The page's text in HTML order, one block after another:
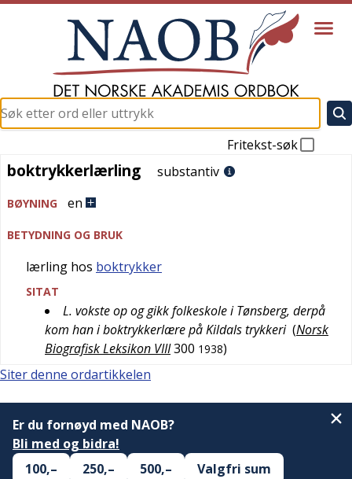
Fritekst-søk
boktrykkerlærling
boktrykkerlærling substantiv
BØYNING en
BETYDNING OG BRUK
lærling hos boktrykker
SITAT
L. vokste op og gikk folkeskole i Tønsberg, derpå
kom han i boktrykkerlære på Kildals trykkeri (Norsk
Biografisk Leksikon VIII300 1938)
Siter denne ordartikkelen
Er du fornøyd med NAOB?
Bli med og bidra!
100,–
250,– 500,– Valgfri sum